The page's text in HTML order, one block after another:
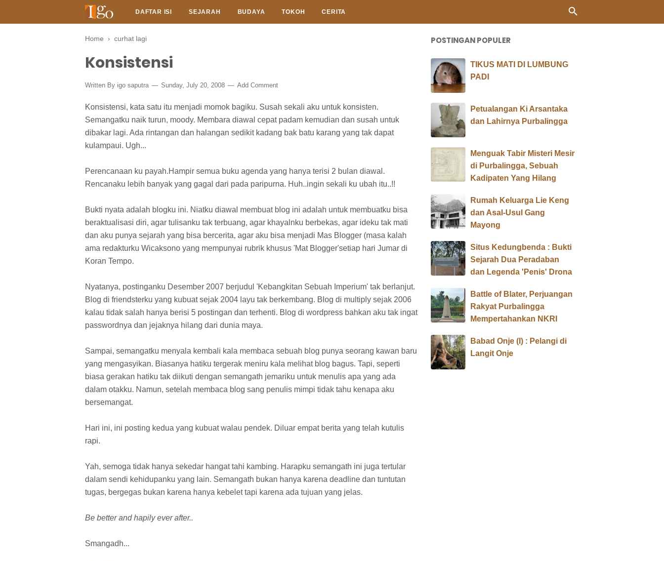
DAFTAR ISI SEJARAH BUDAYA TOKOH CERITA
Home › curhat lagi
Konsistensi
Written By igo saputra Sunday, July 20, 2008 Add Comment
Konsistensi, kata satu itu menjadi momok bagiku. Susah sekali aku untuk konsisten.
Semangatku naik turun, moody. Membara diawal cepat padam kemudian dan susah untuk
dibakar lagi. Ada rintangan dan halangan sedikit kadang bak batu karang yang tak dapat
kulampaui. Ugh...
Perencanaan ku payah.Hampir semua buku agenda yang hanya terisi 2 bulan diawal.
Rencanaku lebih banyak yang gagal dari pada paripurna. Huh..ingin sekali ku ubah itu..!!
Bukti nyata adalah blogku ini. Niatku diawal membuat blog ini adalah untuk membuatku bisa
beraktualisasi diri, agar tulisanku tak terbuang, agar khayalnku berbekas, agar ideku tak mati
dan aku punya sejarah yang bisa bercerita, agar aku bisa menjadi Mas Blogger (masa kalah
ama redakturku Wicaksono yang mempunyai rubrik khusus 'Mat Blogger'setiap hari Jumar di
Koran Tempo.
Nyatanya, postinganku Desember 2007 berjudul 'Kebangkitan Sebuah Imperium' tak berlanjut.
Blog di friendsterku yang kubuat sejak 2004 layu tak berkembang. Blog di multiply sejak 2006
kalau tidak salah hanya berisi 5 postingan dan terhenti. Blog di wordpress bahkan aku tak ingat
passwordnya dan jejaknya hilang dari dunia maya.
Sampai, semangatku menyala kembali kala membaca sebuah blog punya seorang kawan baru
yang mengasyikan. Biasanya hatiku tergerak meniru kala melihat blog bagus. Tapi, seperti
biasa gerakan hatiku tak diikuti dengan semangath jemariku untuk menulis apa yang ada
dalam otakku. Namun, setelah membaca blog sang penulis mimpi tidak tahu kenapa aku
bersemangat.
Hari ini, ini posting kedua yang kubuat walau pendek. Diluar empat berita yang telah kutulis
rapi.
Yah, semoga tidak hanya sekedar hangat tahi kambing. Harapku semangath ini juga tertular
dalam sendi kehidupanku yang lain. Semangath bukan hanya karena deadline dan tuntutan
tugas, bergegas bukan karena hanya kebelet tapi karena ada tujuan yang jelas.
Be better and hapily ever after..
Smangadh...
POSTINGAN POPULER
TIKUS MATI DI LUMBUNG
PADI
Petualangan Ki Arsantaka
dan Lahirnya Purbalingga
Menguak Tabir Misteri Mesir
di Purbalingga, Sebuah
Kadipaten Yang Hilang
Rumah Keluarga Lie Keng
dan Asal-Usul Gang
Mayong
Situs Kedungbenda : Bukti
Sejarah Dua Peradaban
dan Legenda 'Penis' Drona
Battle of Blater, Perjuangan
Rakyat Purbalingga
Mempertahankan NKRI
Babad Onje (I) : Pelangi di
Langit Onje